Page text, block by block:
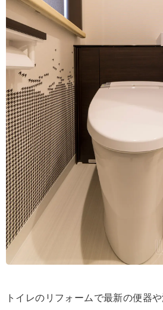
トイレのリフォームで最新の便器